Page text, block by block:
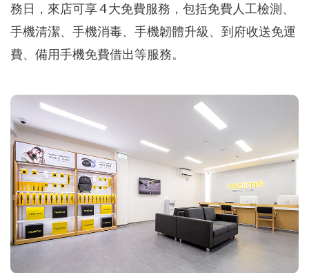
務日，來店可享 4 大免費服務，包括免費人工檢測、
手機清潔、手機消毒、手機韌體升級、到府收送免運
費、備用手機免費借出等服務。